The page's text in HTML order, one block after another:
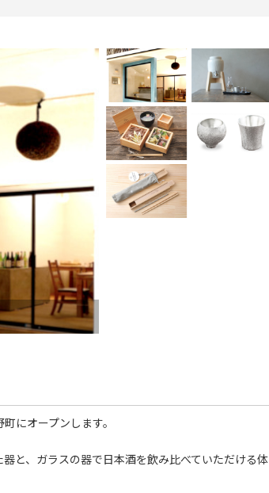
にオープンします。
と、ガラスの器で日本酒を飲み比べていただける体